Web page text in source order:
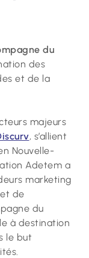
du
des
et de la
majeurs
, s’allient
Nouvelle-
Adetem a
marketing
de
du
à destination
le but